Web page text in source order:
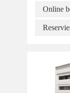
Online